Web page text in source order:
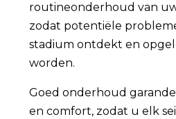
routineonderhoud van
zodat potentiële
stadium ontdekt en
worden.
Goed onderhoud
en comfort, zodat u elk